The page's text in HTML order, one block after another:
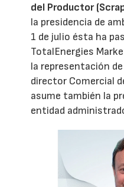
del Productor
la presidencia de
1 de julio ésta ha
TotalEnergies
la representación
director Comercial
asume también la
entidad